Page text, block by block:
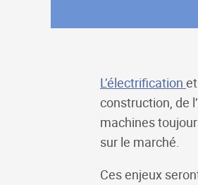
L’électrification
construction, de
machines
sur le marché.
Ces enjeux